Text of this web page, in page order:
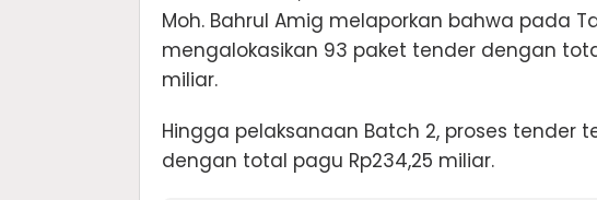
Moh. Bahrul Amig melaporkan bahwa pada
mengalokasikan 93 paket tender dengan
miliar.
Hingga pelaksanaan Batch 2, proses tender
dengan total pagu Rp234,25 miliar.